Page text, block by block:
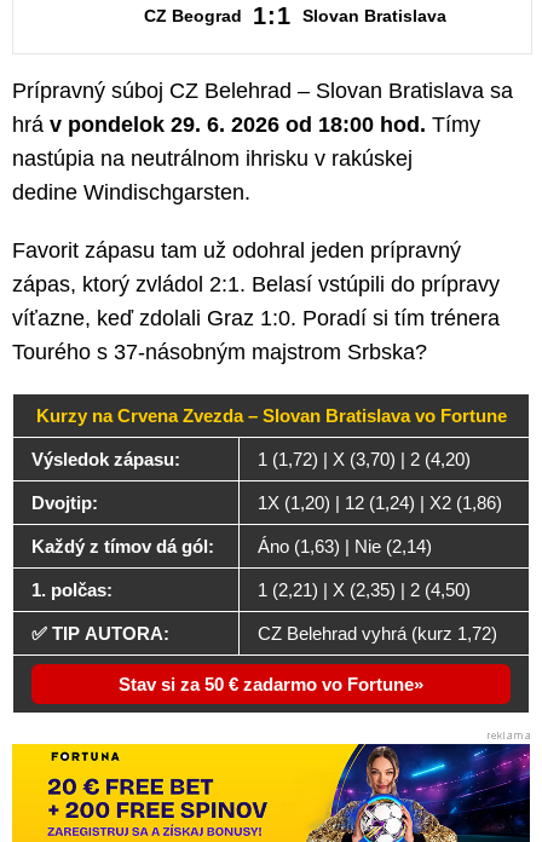
CZ Beograd 1:1 Slovan Bratislava
Prípravný súboj CZ Belehrad – Slovan Bratislava sa
hrá v pondelok 29. 6. 2026 od 18:00 hod. Tímy
nastúpia na neutrálnom ihrisku v rakúskej
dedine Windischgarsten.
Favorit zápasu tam už odohral jeden prípravný
zápas, ktorý zvládol 2:1. Belasí vstúpili do prípravy
víťazne, keď zdolali Graz 1:0. Poradí si tím trénera
Tourého s 37-násobným majstrom Srbska?
Kurzy na Crvena Zvezda – Slovan Bratislava vo Fortune
Výsledok zápasu: 1 (1,72) | X (3,70) | 2 (4,20)
Dvojtip: 1X (1,20) | 12 (1,24) | X2 (1,86)
Každý z tímov dá gól: Áno (1,63) | Nie (2,14)
1. polčas: 1 (2,21) | X (2,35) | 2 (4,50)
✅ TIP AUTORA: CZ Belehrad vyhrá (kurz 1,72)
Stav si za 50 € zadarmo vo Fortune